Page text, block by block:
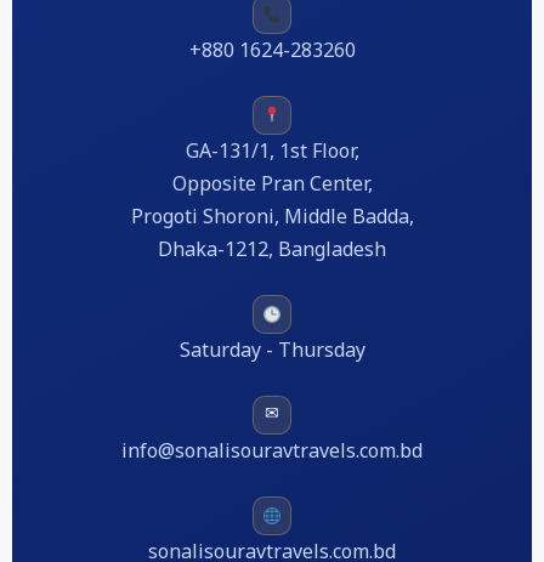
+880 1624-283260
GA-131/1, 1st Floor,
Opposite Pran Center,
Progoti Shoroni, Middle Badda,
Dhaka-1212, Bangladesh
Saturday - Thursday
✉
info@sonalisouravtravels.com.bd
sonalisouravtravels.com.bd